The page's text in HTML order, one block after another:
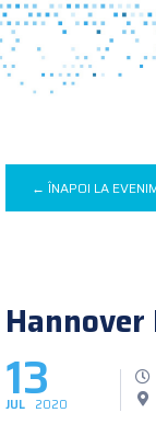
← ÎNAPOI LA
13
JUL 2020